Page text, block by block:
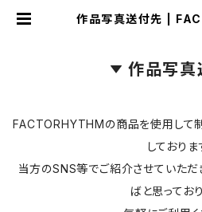
作品写真送付先 |
作品写真
FACTORHYTHMの商品を使用して
しておりま
当方のSNS等でご紹介させていただ
ばと思ってお